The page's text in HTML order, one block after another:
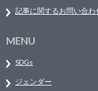
記事に関するお問い合わ
MENU
SDGs
ジェンダー